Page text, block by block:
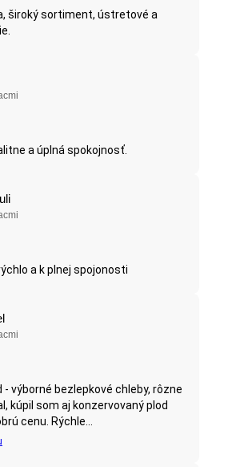
široký sortiment, ústretové a
a úplná spokojnosť.
a k plnej spojonosti
výborné bezlepkové chleby, rôzne
kúpil som aj konzervovaný plod
cenu. Rýchle...